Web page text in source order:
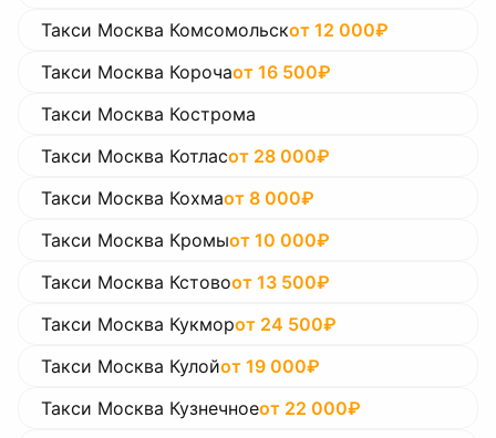
Такси Москва Комсомольскот 12 000₽
Такси Москва Корочаот 16 500₽
Такси Москва Кострома
Такси Москва Котласот 28 000₽
Такси Москва Кохмаот 8 000₽
Такси Москва Кромыот 10 000₽
Такси Москва Кстовоот 13 500₽
Такси Москва Кукморот 24 500₽
Такси Москва Кулойот 19 000₽
Такси Москва Кузнечноеот 22 000₽